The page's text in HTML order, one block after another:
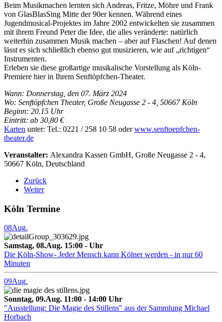
Beim Musikmachen lernten sich Andreas, Fritze, Möhre und Frank
von GlasBlasSing Mitte der 90er kennen. Während eines
Jugendmusical-Projektes im Jahre 2002 entwickelten sie zusammen
mit ihrem Freund Peter die Idee, die alles veränderte: natürlich
weiterhin zusammen Musik machen – aber auf Flaschen! Auf denen
lässt es sich schließlich ebenso gut musizieren, wie auf „richtigen“
Instrumenten.
Erleben sie diese großartige musikalische Vorstellung als Köln-
Premiere hier in Ihrem Senftöpfchen-Theater.
Wann: Donnerstag, den 07. März 2024
Wo: Senftöpfchen Theater, Große Neugasse 2 - 4, 50667 Köln
Beginn: 20.15 Uhr
Eintritt: ab 30,80 €
Karten unter: Tel.: 0221 / 258 10 58 oderwww.senftoepfchen-
theater.de
Veranstalter: Alexandra Kassen GmbH, Große Neugasse 2 - 4,
50667 Köln, Deutschland
Zurück
Weiter
Köln Termine
08Aug.
Samstag, 08.Aug. 15:00 - Uhr
Die Köln-Show- Jeder Mensch kann Kölner werden - in nur 60
Minuten
09Aug.
Sonntag, 09.Aug. 11:00 - 14:00 Uhr
"Ausstellung: Die Magie des Stillens" aus der Sammlung Michael
Horbach